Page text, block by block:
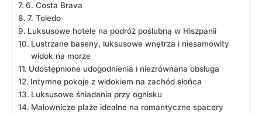
6. Costa Brava
7. Toledo
Luksusowe hotele na podróż poślubną w Hiszpanii
Lustrzane baseny, ⁢luksusowe⁢ wnętrza i niesamowity
widok na‌ morze
Udostępnione udogodnienia i niezrównana obsługa
Intymne‌ pokoje z widokiem na zachód ⁢słońca
Luksusowe śniadania ‍przy ognisku
Malownicze plaże idealne‌ na romantyczne ‌spacery